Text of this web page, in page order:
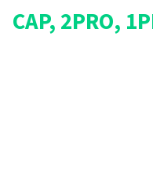
CAP, 2PRO,